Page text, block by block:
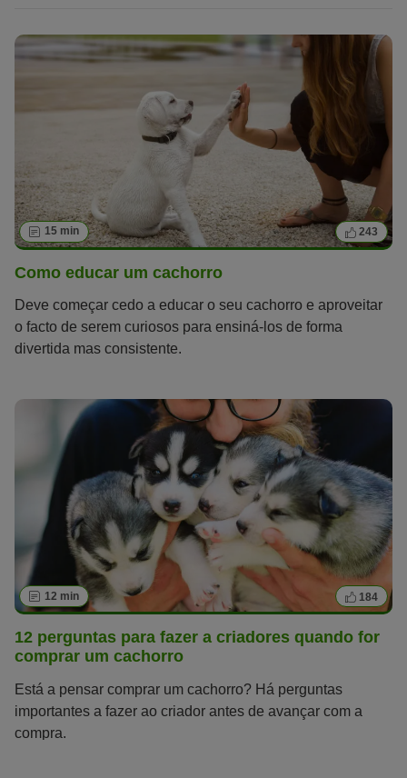
15 min 243
Como educar um cachorro
Deve começar cedo a educar o seu cachorro e aproveitar
o facto de serem curiosos para ensiná-los de forma
divertida mas consistente.
12 min 184
12 perguntas para fazer a criadores quando for
comprar um cachorro
Está a pensar comprar um cachorro? Há perguntas
importantes a fazer ao criador antes de avançar com a
compra.